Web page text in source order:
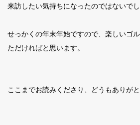
来訪したい気持ちになったのではないで
せっかくの年末年始ですので、楽しいゴ
ただければと思います。
ここまでお読みくださり、どうもありがと